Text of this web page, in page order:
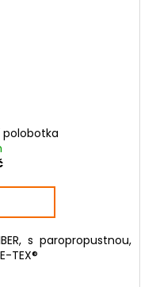
polobotka
s paropropustnou,
TEX®